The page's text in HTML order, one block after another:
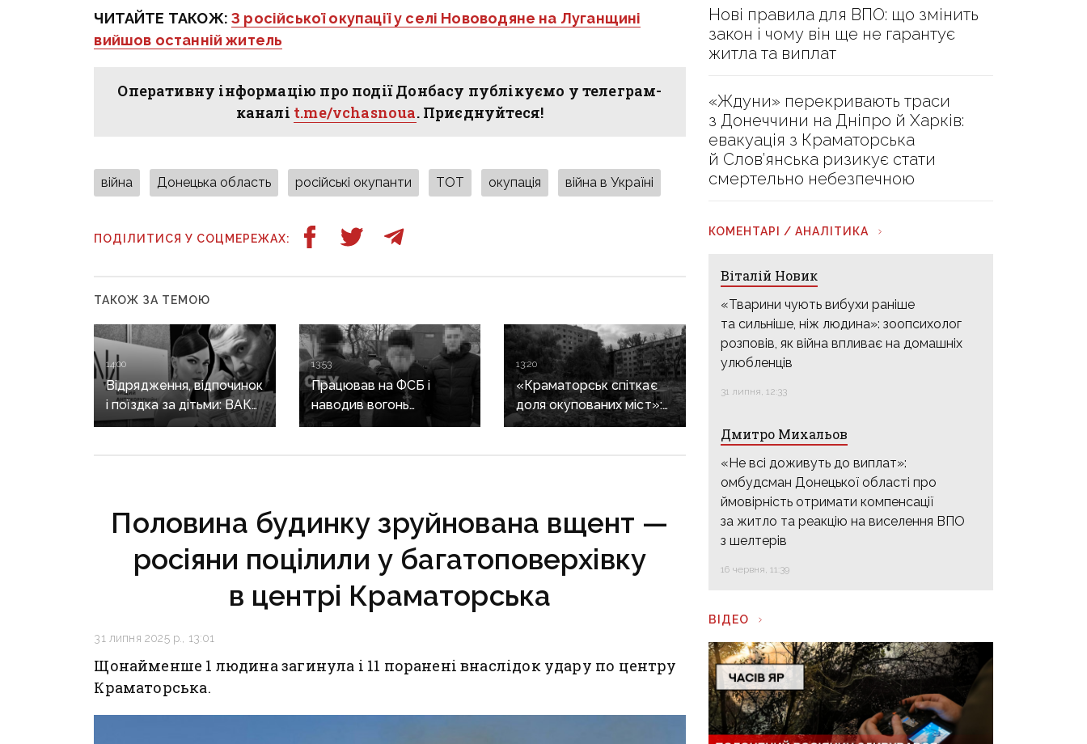
ЧИТАЙТЕ ТАКОЖ:З російської окупації у селі Нововодяне на Луганщині
вийшов останній житель
Оперативну інформацію про події Донбасу публікуємо у телеграм-
каналі t.me/vchasnoua. Приєднуйтеся!
війна Донецька область російські окупанти ТОТ окупація війна в Україні
ПОДІЛИТИСЯ У СОЦМЕРЕЖАХ:
ТАКОЖ ЗА ТЕМОЮ
14:00
Відрядження, відпочинок
і поїздка за дітьми: ВАКС
знову відмовив
13:53
Працював на ФСБ і
наводив вогонь
на позиції ЗСУ:
13:20
«Краматорськ спіткає
доля окупованих міст»:
військовий оглядач про
Половина будинку зруйнована вщент —
росіяни поцілили у багатоповерхівку
в центрі Краматорська
31 липня 2025 р., 13:01
Щонайменше 1 людина загинула і 11 поранені внаслідок удару по центру
Краматорська.
Нові правила для ВПО: що змінить
закон і чому він ще не гарантує
житла та виплат
«Ждуни» перекривають траси
з Донеччини на Дніпро й Харків:
евакуація з Краматорська
й Слов’янська ризикує стати
смертельно небезпечною
КОМЕНТАРІ / АНАЛІТИКА
Віталій Новик
«Тварини чують вибухи раніше
та сильніше, ніж людина»: зоопсихолог
розповів, як війна впливає на домашніх
улюбленців
31 липня, 12:33
Дмитро Михальов
«Не всі доживуть до виплат»:
омбудсман Донецької області про
ймовірність отримати компенсації
за житло та реакцію на виселення ВПО
з шелтерів
16 червня, 11:39
ВІДЕО